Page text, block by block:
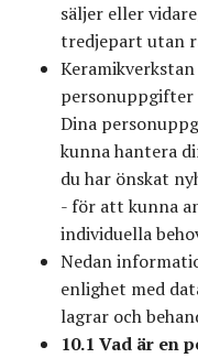
säljer eller
tredjepart utan
personuppgifter
Dina
kunna hantera
du har önskat
- för att kunna
individuella
Nedan
enlighet med
lagrar och
10.1 Vad är en